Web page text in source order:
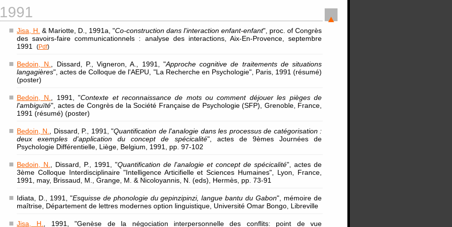
1991
Jisa, H. & Mariotte, D., 1991a, "Co-construction dans l'interaction enfant-enfant", proc. of Congrès
des savoirs-faire communicationnels : analyse des interactions, Aix-En-Provence, septembre
1991
(Pdf)
Bedoin, N. , Dissard, P., Vigneron, A., 1991, "Approche cognitive de traitements de situations
langagières", actes de Colloque de l'AEPU, "La Recherche en Psychologie", Paris, 1991 (résumé)
(poster)
Bedoin, N. , 1991, "Contexte et reconnaissance de mots ou comment déjouer les pièges de
l'ambiguïté", actes de Congrès de la Société Française de Psychologie (SFP), Grenoble, France,
1991 (résumé) (poster)
Bedoin, N. , Dissard, P., 1991, "Quantification de l'analogie dans les processus de catégorisation :
deux exemples d'application du concept de spécicalité", actes de 9èmes Journées de
Psychologie Différentielle, Liège, Belgium, 1991, pp. 97-102
Bedoin, N. , Dissard, P., 1991, "Quantification de l'analogie et concept de spécicalité", actes de
3ème Colloque Interdisciplinaire "Intelligence Articifielle et Sciences Humaines", Lyon, France,
1991, may, Brissaud, M., Grange, M. & Nicoloyannis, N. (eds), Hermès, pp. 73-91
Idiata, D., 1991, "Esquisse de phonologie du gepinzipinzi, langue bantu du Gabon", mémoire de
maîtrise, Département de lettres modernes option linguistique, Université Omar Bongo, Libreville
Jisa, H. , 1991, "Genèse de la négociation interpersonnelle des conflits: point de vue